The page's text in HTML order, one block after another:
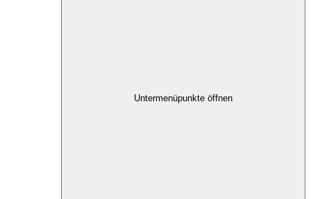
Untermenüpunkte öffnen